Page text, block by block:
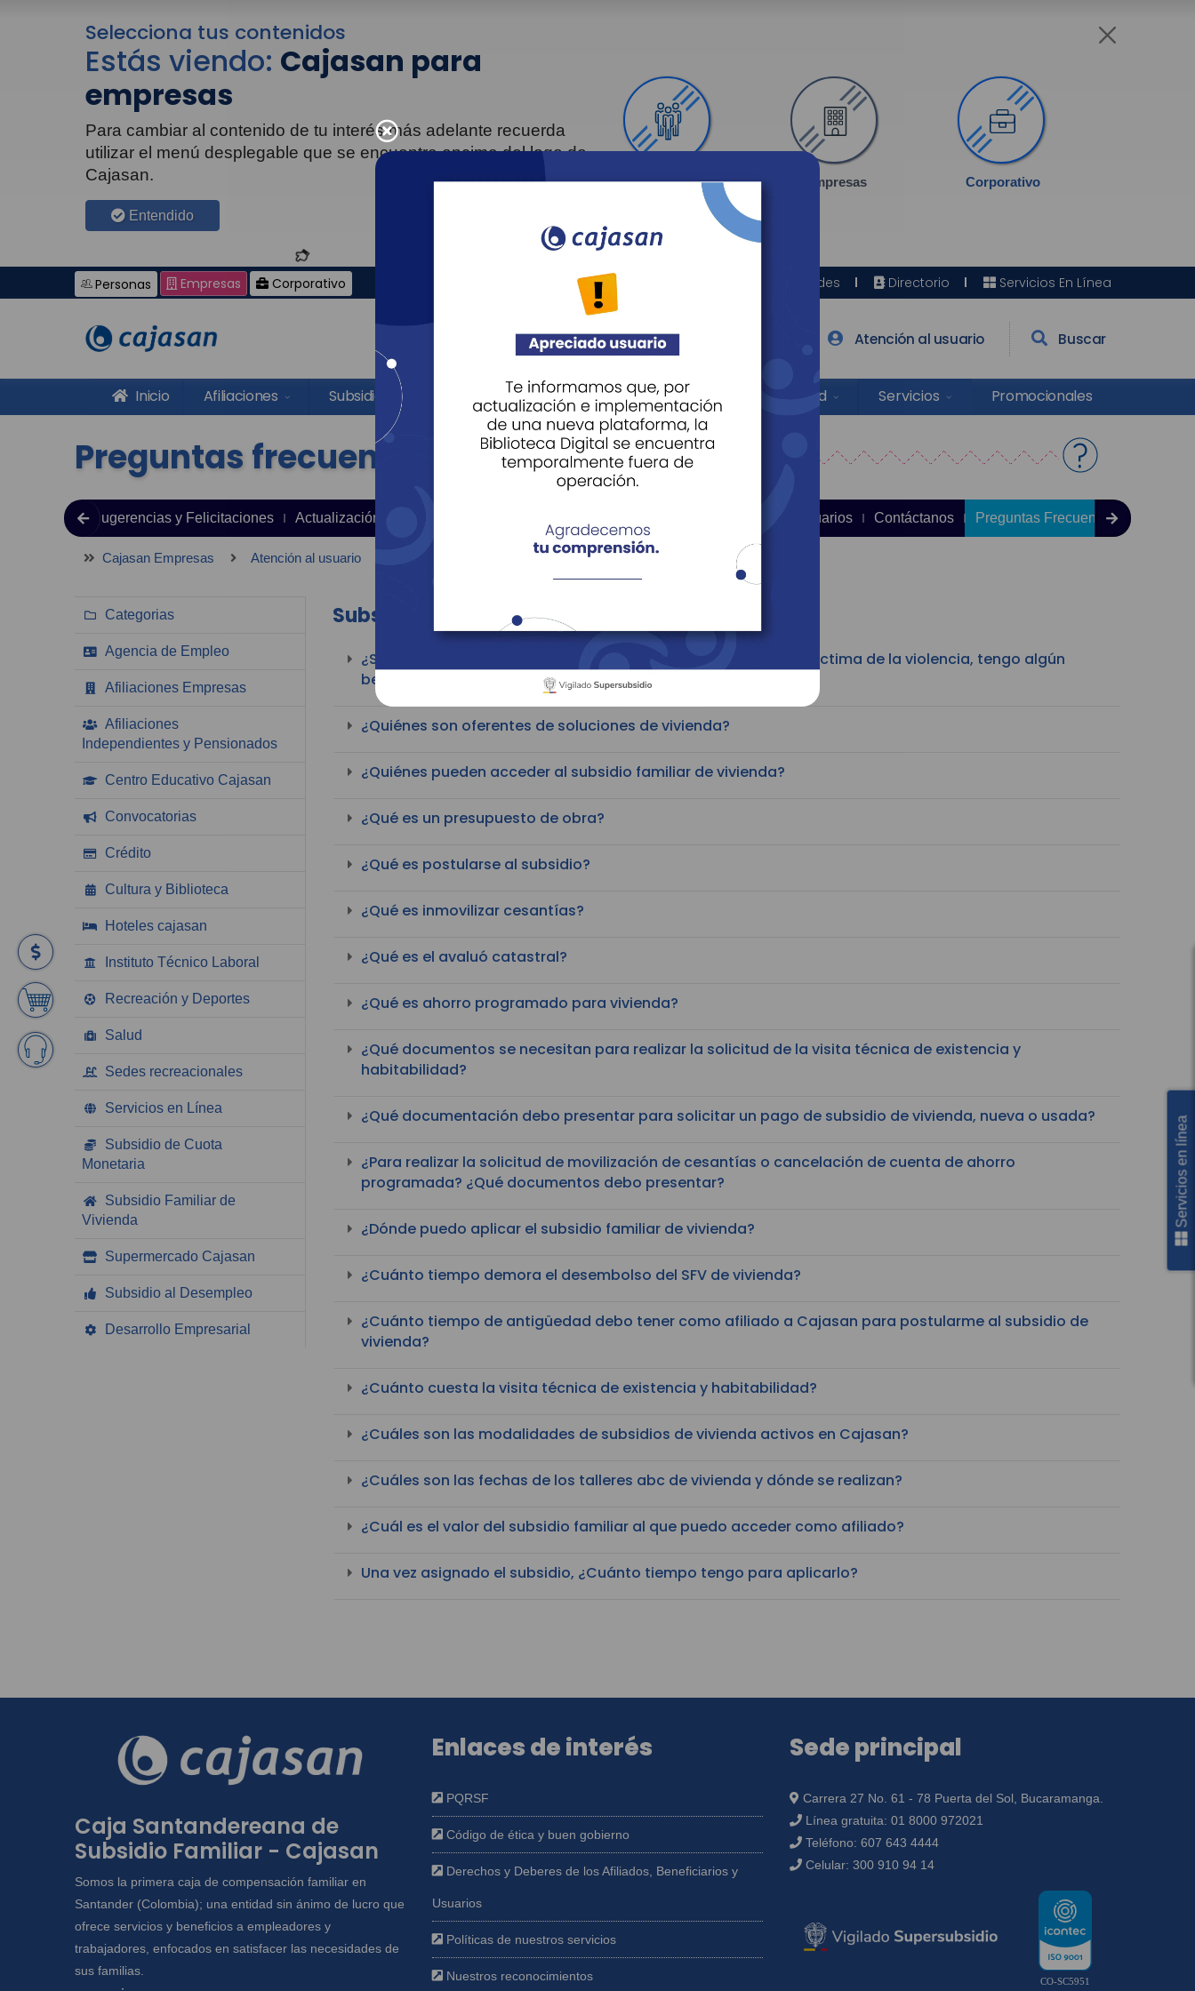
Selecciona tus contenidos
Estás viendo: Cajasan para
empresas
Para cambiar al contenido de tu interés más adelante recuerda
utilizar el menú desplegable que se encuentra encima del logo de
Cajasan.
Entendido
Personas Empresas Corporativo
Personas Empresas Corporativo Sedes Directorio Servicios En Línea
Agéndate Atención al usuario Buscar
Inicio Afiliaciones Subsidios Recreación Educación Cultura Salud Servicios Promocionales
Preguntas frecuentes
Reclamos Sugerencias y Felicitaciones Actualización de Datos Derechos y Deberes de los Afiliados, Beneficiarios y Usuarios Contáctanos Preguntas Frecuentes
Cajasan Empresas Atención al usuario
Categorias
Agencia de Empleo
Afiliaciones Empresas
Afiliaciones
Independientes y Pensionados
Centro Educativo Cajasan
Convocatorias
Crédito
Cultura y Biblioteca
Hoteles cajasan
Instituto Técnico Laboral
Recreación y Deportes
Salud
Sedes recreacionales
Servicios en Línea
Subsidio de Cuota
Monetaria
Subsidio Familiar de
Vivienda
Supermercado Cajasan
Subsidio al Desempleo
Desarrollo Empresarial
Subsidio Familiar de Vivienda
¿Si pertenezco a un hogar en condición de desplazamiento o víctima de la violencia, tengo algún
beneficio adicional?
¿Quiénes son oferentes de soluciones de vivienda?
¿Quiénes pueden acceder al subsidio familiar de vivienda?
¿Qué es un presupuesto de obra?
¿Qué es postularse al subsidio?
¿Qué es inmovilizar cesantías?
¿Qué es el avaluó catastral?
¿Qué es ahorro programado para vivienda?
¿Qué documentos se necesitan para realizar la solicitud de la visita técnica de existencia y
habitabilidad?
¿Qué documentación debo presentar para solicitar un pago de subsidio de vivienda, nueva o usada?
¿Para realizar la solicitud de movilización de cesantías o cancelación de cuenta de ahorro
programada? ¿Qué documentos debo presentar?
¿Dónde puedo aplicar el subsidio familiar de vivienda?
¿Cuánto tiempo demora el desembolso del SFV de vivienda?
¿Cuánto tiempo de antigüedad debo tener como afiliado a Cajasan para postularme al subsidio de
vivienda?
¿Cuánto cuesta la visita técnica de existencia y habitabilidad?
¿Cuáles son las modalidades de subsidios de vivienda activos en Cajasan?
¿Cuáles son las fechas de los talleres abc de vivienda y dónde se realizan?
¿Cuál es el valor del subsidio familiar al que puedo acceder como afiliado?
Una vez asignado el subsidio, ¿Cuánto tiempo tengo para aplicarlo?
Caja Santandereana de
Subsidio Familiar - Cajasan
Somos la primera caja de compensación familiar en
Santander (Colombia); una entidad sin ánimo de lucro que
ofrece servicios y beneficios a empleadores y
trabajadores, enfocados en satisfacer las necesidades de
sus familias.
Enlaces de interés
PQRSF
Código de ética y buen gobierno
Derechos y Deberes de los Afiliados, Beneficiarios y
Usuarios
Políticas de nuestros servicios
Nuestros reconocimientos
Sede principal
Carrera 27 No. 61 - 78 Puerta del Sol, Bucaramanga.
Línea gratuita: 01 8000 972021
Teléfono: 607 643 4444
Celular: 300 910 94 14
CO-SC5951
Servicios en línea